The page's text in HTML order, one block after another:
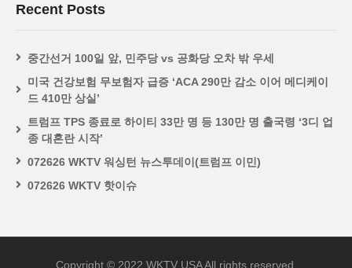
Recent Posts
중간선거 100일 앞, 민주당 vs 공화당 오차 밖 우세
미국 건강보험 무보험자 급증 ‘ACA 290만 감소 이어 메디케이
드 410만 상실’
트럼프 TPS 종료로 하이티 33만 명 등 130만 명 출국령 ‘3디 업
종 대혼란 시작’
072626 WKTV 워싱턴 뉴스투데이(트럼프 이민)
072626 WKTV 핫이슈
Copyright © 2022 WKTV USA All rights reserved.